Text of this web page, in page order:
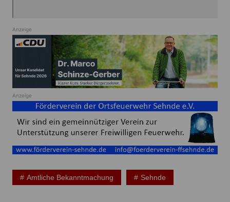
Anzeige
Anzeige
Amtliche Bekanntmachung Sehnde